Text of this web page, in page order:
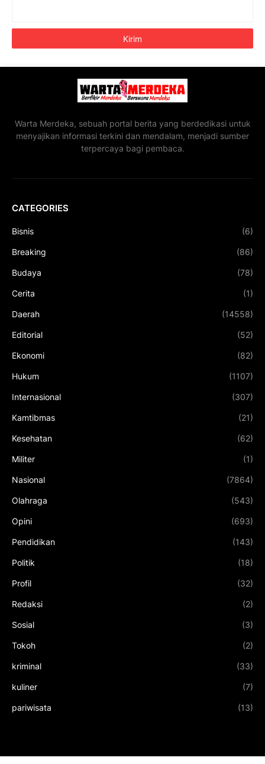
Warta Merdeka, sebuah portal berita yang berdedikasi untuk
menyajikan informasi terkini dan mendalam, menjadi sumber
terpercaya bagi pembaca.
CATEGORIES
Bisnis (6)
Breaking (86)
Budaya (78)
Cerita (1)
Daerah (14558)
Editorial (52)
Ekonomi (82)
Hukum (1107)
Internasional (307)
Kamtibmas (21)
Kesehatan (62)
Militer (1)
Nasional (7864)
Olahraga (543)
Opini (693)
Pendidikan (143)
Politik (18)
Profil (32)
Redaksi (2)
Sosial (3)
Tokoh (2)
kriminal (33)
kuliner (7)
pariwisata (13)